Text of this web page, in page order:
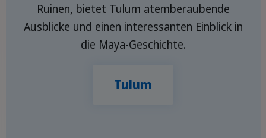
Ruinen, bietet Tulum atemberaubende
Ausblicke und einen interessanten Einblick in
die Maya-Geschichte.
Tulum